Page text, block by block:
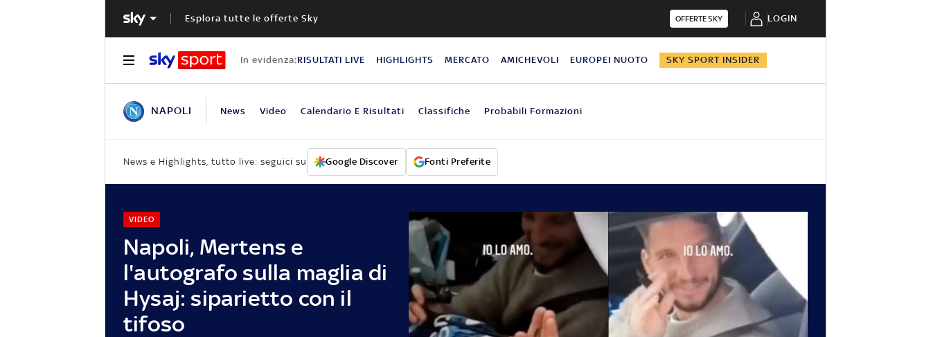
Esplora tutte le offerte Sky OFFERTE SKY LOGIN
In evidenza:RISULTATI LIVE HIGHLIGHTS MERCATO AMICHEVOLI EUROPEI NUOTO SKY SPORT INSIDER
NAPOLI News Video Calendario E Risultati Classifiche Probabili Formazioni
News e Highlights, tutto live: seguici su Google Discover Fonti Preferite
Napoli, Mertens e
l'autografo sulla maglia di
Hysaj: siparietto con il
tifoso
VIDEO